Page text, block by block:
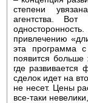
степени
агентства.
привлечению
эта программа
появится
где развивается
сделок идет на
не несет. Цены
все-таки